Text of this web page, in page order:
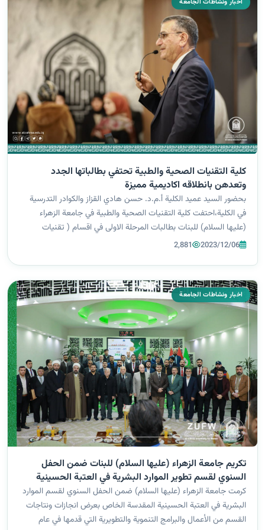
اخبار ونشاطات الجامعة
كلية التقنيات الصحية والطبية تحتفي بطالباتها الجدد
وتعدهن بانطلاقه اكاديمية مميزة
بحضور السيد عميد الكلية أ.م.د. حسن هادي القزاز والكوادر التدرسية
في الكلية،احتفت كلية التقنيات الصحية والطبية في جامعة الزهراء
(عليها السلام) للبنات بطالبات المرحلة الاولى في اقسام ( تقنيات
الاشعة والسونار - تقنيات العلاج الطبيعي وتقنيات التخدير) وهنئ
2023/12/06
2,881
اخبار ونشاطات الجامعة
تكريم جامعة الزهراء (عليها السلام) للبنات ضمن الحفل
السنوي لقسم تطوير الموارد البشرية في العتبة الحسينية
المقدسة
كرمت جامعة الزهراء (عليها السلام) ضمن الحفل السنوي لقسم الموارد
البشرية في العتبة الحسينية المقدسة الخاص بعرض انجازات ونتاجات
القسم من الأعمال والبرامج التنموية والتطويرية التي قدمها في عام